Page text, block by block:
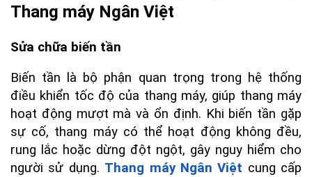
Thang máy Ngân Việt
Sửa chữa biến tần
Biến tần là bộ phận quan trọng trong hệ thống
điều khiển tốc độ của thang máy, giúp thang máy
hoạt động mượt mà và ổn định. Khi biến tần gặp
sự cố, thang máy có thể hoạt động không đều,
rung lắc hoặc dừng đột ngột, gây nguy hiểm cho
người sử dụng. Thang máy Ngân Việt cung cấp